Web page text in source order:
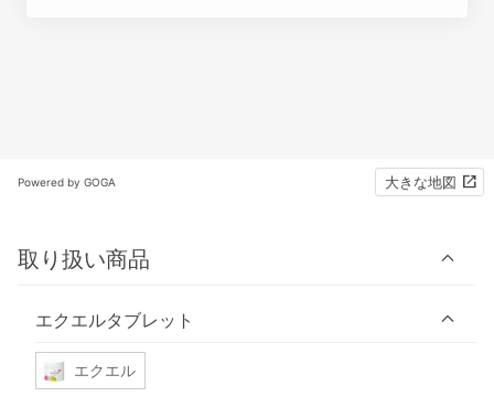
Powered by GOGA 大きな地図
取り扱い商品
エクエルタブレット
エクエル